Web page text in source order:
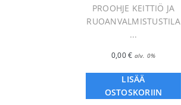
PROOHJE KEITTIÖ JA
RUOANVALMISTUSTILA
...
0,00€ alv. 0%
LISÄÄ
OSTOSKORIIN